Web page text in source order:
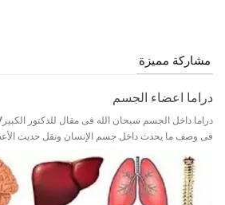
مشاركة مميزة
دراما اعضاء الجسم
دراما داخل الجسم سبحان الله فى مقال للدكتور
فى وصف ما يحدث داخل جسم الإنسان ونقل حديث